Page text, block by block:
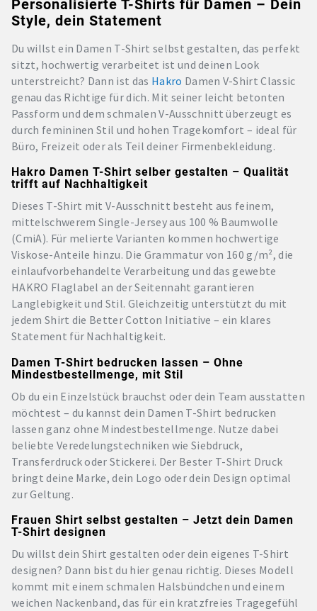
Personalisierte T-Shirts für Damen – Dein
Style, dein Statement
Du willst ein Damen T-Shirt selbst gestalten, das perfekt
sitzt, hochwertig verarbeitet ist und deinen Look
unterstreicht? Dann ist das Hakro Damen V-Shirt Classic
genau das Richtige für dich. Mit seiner leicht betonten
Passform und dem schmalen V-Ausschnitt überzeugt es
durch femininen Stil und hohen Tragekomfort – ideal für
Büro, Freizeit oder als Teil deiner Firmenbekleidung.
Hakro Damen T-Shirt selber gestalten – Qualität
trifft auf Nachhaltigkeit
Dieses T-Shirt mit V-Ausschnitt besteht aus feinem,
mittelschwerem Single-Jersey aus 100 % Baumwolle
(CmiA). Für melierte Varianten kommen hochwertige
Viskose-Anteile hinzu. Die Grammatur von 160 g/m², die
einlaufvorbehandelte Verarbeitung und das gewebte
HAKRO Flaglabel an der Seitennaht garantieren
Langlebigkeit und Stil. Gleichzeitig unterstützt du mit
jedem Shirt die Better Cotton Initiative – ein klares
Statement für Nachhaltigkeit.
Damen T-Shirt bedrucken lassen – Ohne
Mindestbestellmenge, mit Stil
Ob du ein Einzelstück brauchst oder dein Team ausstatten
möchtest – du kannst dein Damen T-Shirt bedrucken
lassen ganz ohne Mindestbestellmenge. Nutze dabei
beliebte Veredelungstechniken wie Siebdruck,
Transferdruck oder Stickerei. Der Bester T-Shirt Druck
bringt deine Marke, dein Logo oder dein Design optimal
zur Geltung.
Frauen Shirt selbst gestalten – Jetzt dein Damen
T-Shirt designen
Du willst dein Shirt gestalten oder dein eigenes T-Shirt
designen? Dann bist du hier genau richtig. Dieses Modell
kommt mit einem schmalen Halsbündchen und einem
weichen Nackenband, das für ein kratzfreies Tragegefühl